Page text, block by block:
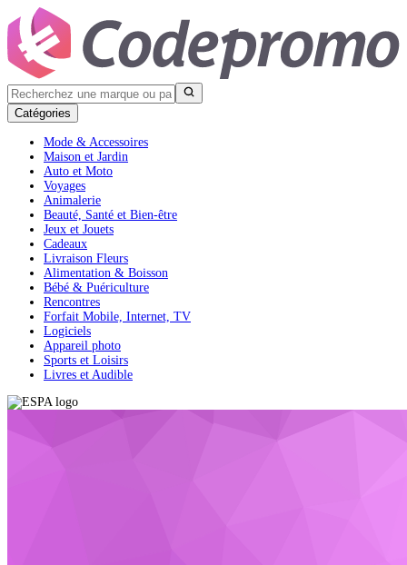
Catégories
Mode & Accessoires
Maison et Jardin
Auto et Moto
Voyages
Animalerie
Beauté, Santé et Bien-être
Jeux et Jouets
Cadeaux
Livraison Fleurs
Alimentation & Boisson
Bébé & Puériculture
Rencontres
Forfait Mobile, Internet, TV
Logiciels
Appareil photo
Sports et Loisirs
Livres et Audible